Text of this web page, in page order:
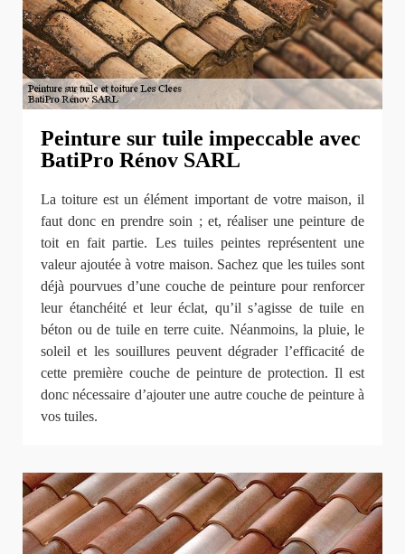
Peinture sur tuile impeccable avec
BatiPro Rénov SARL
La toiture est un élément important de votre maison, il
faut donc en prendre soin ; et, réaliser une peinture de
toit en fait partie. Les tuiles peintes représentent une
valeur ajoutée à votre maison. Sachez que les tuiles sont
déjà pourvues d’une couche de peinture pour renforcer
leur étanchéité et leur éclat, qu’il s’agisse de tuile en
béton ou de tuile en terre cuite. Néanmoins, la pluie, le
soleil et les souillures peuvent dégrader l’efficacité de
cette première couche de peinture de protection. Il est
donc nécessaire d’ajouter une autre couche de peinture à
vos tuiles.